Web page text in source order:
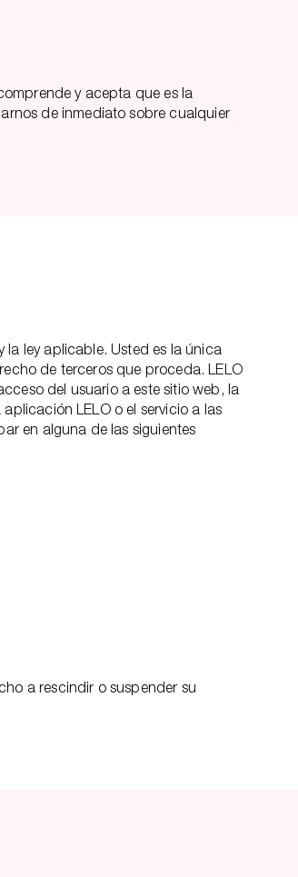
y acepta que es la
de inmediato sobre cualquier
la ley aplicable. Usted es la única
de terceros que proceda. LELO
del usuario a este sitio web, la
LELO o el servicio a las
en alguna de las siguientes
a rescindir o suspender su